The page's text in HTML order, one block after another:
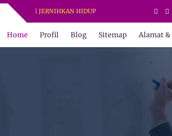
| JERNIHKAN HIDUP
Home Profil Blog Sitemap Alamat